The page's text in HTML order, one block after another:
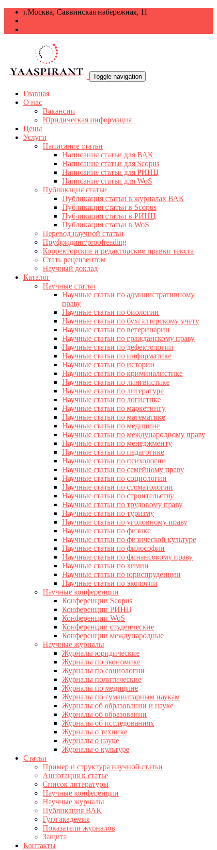
г.Москва, Саввинская набережная, 11
Toggle navigation
Главная
О нас
Вакансии
Юридическая информация
Цены
Услуги
Написание статьи
Написание статьи для ВАК
Написание статьи для Scopus
Написание статьи для РИНЦ
Написание статьи для WoS
Публикация статьи
Публикация статьи в журналах ВАК
Публикация статьи в Scopus
Публикация статьи в РИНЦ
Публикация статьи в WoS
Перевод научной статьи
Пруфридинг/proofreading
Корректорские и редакторские правки текста
Стать рецензентом
Научный доклад
Каталог
Научные статьи
Научные статьи по административному
праву
Научные статьи по биологии
Научные статьи по бухгалтерскому учету
Научные статьи по ветеринарии
Научные статьи по гражданскому праву
Научные статьи по дефектологии
Научные статьи по информатике
Научные статьи по истории
Научные статьи по криминалистике
Научные статьи по лингвистике
Научные статьи по литературе
Научные статьи по логистике
Научные статьи по маркетингу
Научные статьи по математике
Научные статьи по медицине
Научные статьи по международному праву
Научные статьи по менеджменту
Научные статьи по педагогике
Научные статьи по психологии
Научные статьи по семейному праву
Научные статьи по социологии
Научные статьи по стоматологии
Научные статьи по строительству
Научные статьи по трудовому праву
Научные статьи по туризму
Научные статьи по уголовному праву
Научные статьи по физике
Научные статьи по физической культуре
Научные статьи по философии
Научные статьи по финансовому праву
Научные статьи по химии
Научные статьи по юриспруденции
Научные статьи по экологии
Научные конференции
Конференции Scopus
Конференции РИНЦ
Конференции WoS
Конференции студенческие
Конференции международные
Научные журналы
Журналы юридические
Журналы по экономике
Журналы по социологии
Журналы политические
Журналы по медицине
Журналы по гуманитарным наукам
Журналы об образовании и науке
Журналы об образовании
Журналы об исследованиях
Журналы о технике
Журналы о науке
Журналы о культуре
Статьи
Пример и структура научной статьи
Аннотация к статье
Список литературы
Научные конференции
Научные журналы
Публикация ВАК
Гугл академия
Показатели журналов
Защита
Контакты